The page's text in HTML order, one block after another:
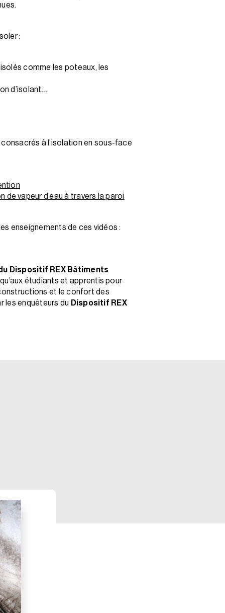
:
comme les poteaux, les
d’isolant…
consacrés à l’isolation en sous-face
vapeur d’eau à travers la paroi
enseignements de ces vidéos :
Dispositif REX Bâtiments
étudiants et apprentis pour
et le confort des
les enquêteurs du Dispositif REX